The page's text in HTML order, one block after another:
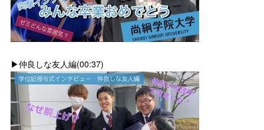
▶仲良しな友人編(00:37)